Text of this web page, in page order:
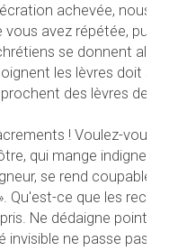
achevée, nous
avez répétée, puis,
se donnent
les lèvres doit se
des lèvres de
! Voulez-vous
qui mange
se rend coupable
Qu'est-ce que les
Ne dédaigne point
invisible ne passe pas,